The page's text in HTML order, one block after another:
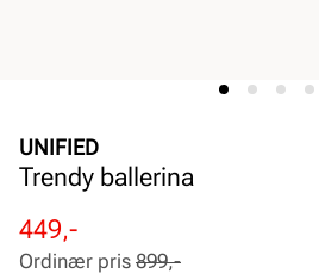
UNIFIED
Trendy ballerina
Rabattert
pris
449,-
Ordinær
pris
Ordinær pris 899,-